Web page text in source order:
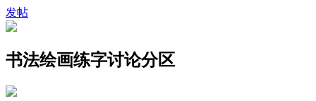
发帖
书法绘画练字讨论分区